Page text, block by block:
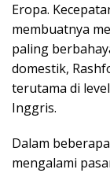
Eropa.
membuatnya
paling
domestik,
terutama di
Inggris.
Dalam
mengalami